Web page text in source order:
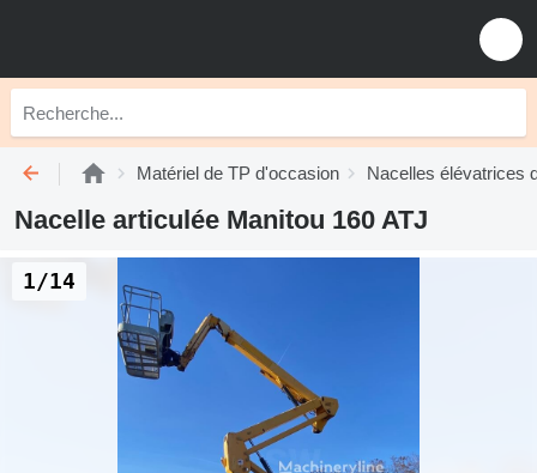
Matériel de TP d'occasion Nacelles élévatrices
Nacelle articulée Manitou 160 ATJ
1/14